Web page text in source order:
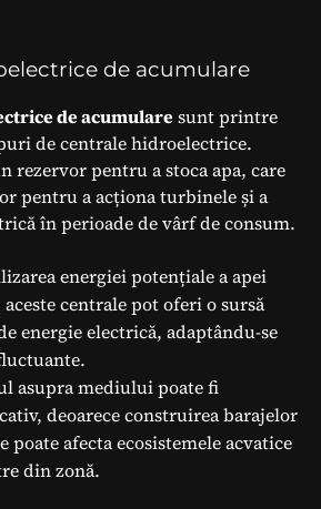
de acumulare
de acumularesunt printre
de centrale hidroelectrice.
rezervor pentru a stoca apa, care
pentru a acționa turbinele și a
în perioade de vârf de consum.
energiei potențiale a apei
aceste centrale pot oferi o sursă
energie electrică, adaptându-se
asupra mediului poate fi
deoarece construirea barajelor
poate afecta ecosistemele acvatice
din zonă.